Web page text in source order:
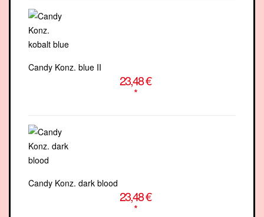
Candy Konz. blue II
23,48 €
*
Candy Konz. dark blood
23,48 €
*